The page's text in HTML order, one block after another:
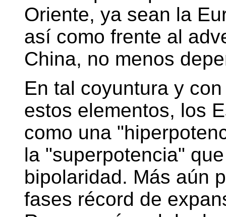
Oriente, ya sean la
así como frente al
China, no menos
En tal coyuntura y
estos elementos, los
como una
la "superpotencia"
bipolaridad. Más aún
fases récord de